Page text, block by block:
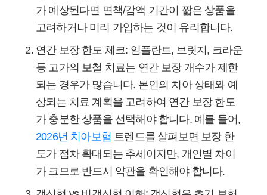
가 예상된다면 면책/감액 기간이 짧은 상품을
고려하거나 미리 가입하는 것이 유리합니다.
연간 보장 한도 체크: 임플란트, 브릿지, 크라운
등 고가의 보철 치료는 연간 보장 개수가 제한
되는 경우가 많습니다. 본인의 치아 상태와 예
상되는 치료 계획을 고려하여 연간 보장 한도
가 충분한 상품을 선택해야 합니다. 예를 들어,
2026년 치아보험 트렌드를 살펴보면 보장 한
도가 점차 확대되는 추세이지만, 개인별 차이
가 크므로 반드시 약관을 확인해야 합니다.